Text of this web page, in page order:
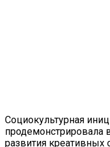
Социокультурная
продемонстрировала
развития креативных